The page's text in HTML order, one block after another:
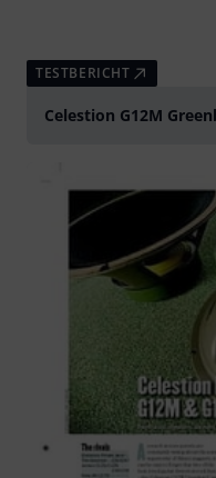
TESTBERICHT
Celestion G12M